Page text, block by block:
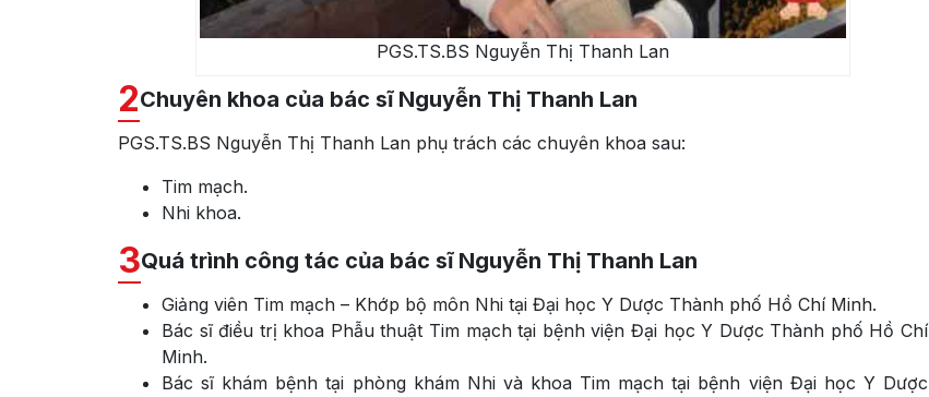
PGS.TS.BS Nguyễn Thị Thanh Lan
2Chuyên khoa của bác sĩ Nguyễn Thị Thanh Lan
PGS.TS.BS Nguyễn Thị Thanh Lan phụ trách các chuyên khoa sau:
Tim mạch.
Nhi khoa.
3Quá trình công tác của bác sĩ Nguyễn Thị Thanh Lan
Giảng viên Tim mạch – Khớp bộ môn Nhi tại Đại học Y Dược Thành phố Hồ Chí Minh.
Bác sĩ điều trị khoa Phẫu thuật Tim mạch tại bệnh viện Đại học Y Dược Thành phố Hồ Chí
Minh.
Bác sĩ khám bệnh tại phòng khám Nhi và khoa Tim mạch tại bệnh viện Đại học Y Dược